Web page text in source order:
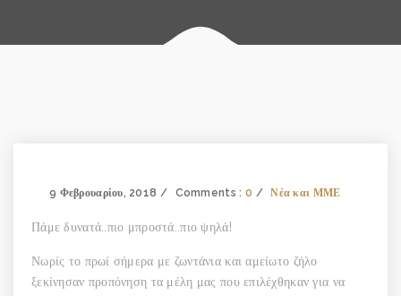
9 Φεβρουαρίου, 2018 Comments : 0 Νέα και ΜΜΕ
Πάμε δυνατά..πιο μπροστά..πιο ψηλά!
Νωρίς το πρωί σήμερα με ζωντάνια και αμείωτο ζήλο
ξεκίνησαν προπόνηση τα μέλη μας που επιλέχθηκαν για να